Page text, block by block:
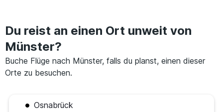
Du reist an einen Ort unweit von
Münster?
Buche Flüge nach Münster, falls du planst, einen dieser
Orte zu besuchen.
Osnabrück